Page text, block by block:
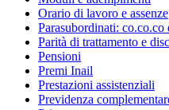
Orario di lavoro e assenze
Parasubordinati: co.co.co
Parità di trattamento e
Pensioni
Premi Inail
Prestazioni assistenziali
Previdenza